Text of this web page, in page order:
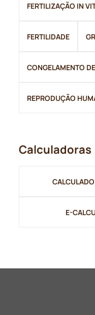
FERTILIZAÇÃO IN
FERTILIDADE
CONGELAMENTO
REPRODUÇÃO
Calculadoras
E-